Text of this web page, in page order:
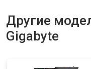
Другие
Gigabyte